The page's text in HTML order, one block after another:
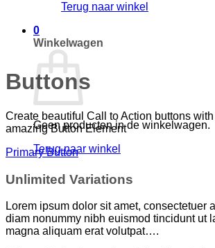
Terug naar winkel
0
Winkelwagen
Geen producten in de winkelwagen.
Terug naar winkel
Buttons
Create beautiful Call to Action buttons
amazing Button Element
Primary Button
Unlimited Variations
Lorem ipsum dolor sit amet, consectetuer
diam nonummy nibh euismod tincidunt ut
magna aliquam erat volutpat….